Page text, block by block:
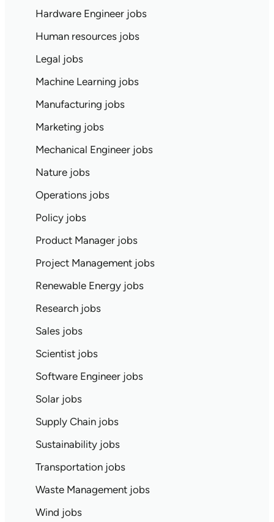
Hardware Engineer jobs
Human resources jobs
Legal jobs
Machine Learning jobs
Manufacturing jobs
Marketing jobs
Mechanical Engineer jobs
Nature jobs
Operations jobs
Policy jobs
Product Manager jobs
Project Management jobs
Renewable Energy jobs
Research jobs
Sales jobs
Scientist jobs
Software Engineer jobs
Solar jobs
Supply Chain jobs
Sustainability jobs
Transportation jobs
Waste Management jobs
Wind jobs